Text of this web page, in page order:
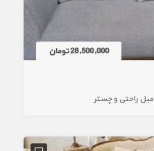
28,500,000 تومان
مبل راحتی و چستر